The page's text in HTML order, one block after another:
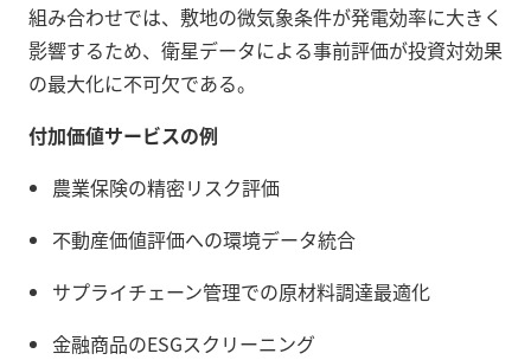
組み合わせでは、敷地の微気象条件が発電効率に大きく
影響するため、衛星データによる事前評価が投資対効果
の最大化に不可欠である。
付加価値サービスの例
農業保険の精密リスク評価
不動産価値評価への環境データ統合
サプライチェーン管理での原材料調達最適化
金融商品のESGスクリーニング